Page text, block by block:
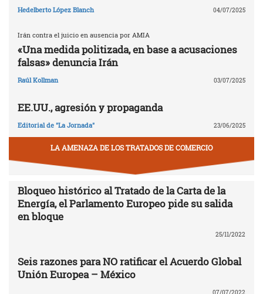
Hedelberto López Blanch 04/07/2025
Irán contra el juicio en ausencia por AMIA
«Una medida politizada, en base a acusaciones
falsas» denuncia Irán
Raúl Kollman 03/07/2025
EE.UU., agresión y propaganda
Editorial de "La Jornada" 23/06/2025
LA AMENAZA DE LOS TRATADOS DE COMERCIO
Bloqueo histórico al Tratado de la Carta de la
Energía, el Parlamento Europeo pide su salida
en bloque
25/11/2022
Seis razones para NO ratificar el Acuerdo Global
Unión Europea – México
07/07/2022